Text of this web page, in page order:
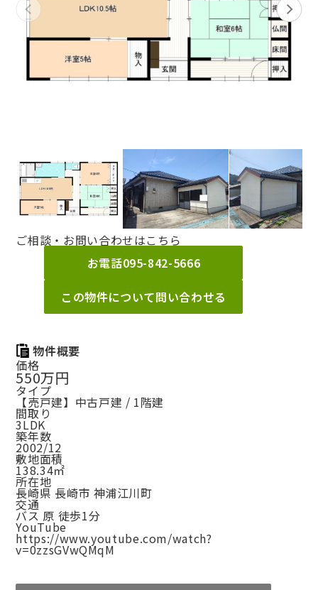
ご相談・お問い合わせはこちら
お電話095-842-5666
この物件について問い合わせる
物件概要
価格
550万円
タイプ
【売戸建】中古戸建 / 1階建
間取り
3LDK
築年数
2002/12
敷地面積
138.34㎡
所在地
長崎県 長崎市 神浦江川町
交通
バス 原 徒歩1分
YouTube
https://www.youtube.com/watch?
v=0zzsGVwQMqM